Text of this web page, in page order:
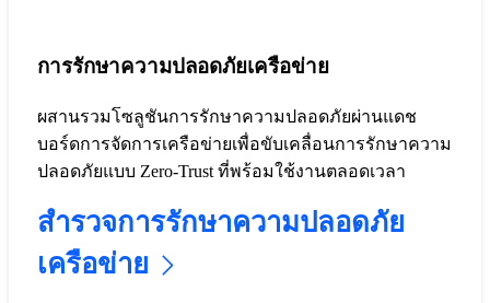
การรักษาความปลอดภัยเครือข่าย
ผสานรวมโซลูชันการรักษาความปลอดภัยผ่านแดช
บอร์ดการจัดการเครือข่ายเพื่อขับเคลื่อนการรักษาความ
ปลอดภัยแบบ Zero-Trust ที่พร้อมใช้งานตลอดเวลา
สำรวจการรักษาความปลอดภัย
เครือข่าย